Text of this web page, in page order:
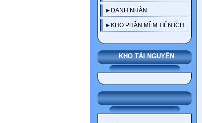
►DANH NHÂN
►KHO PHẦN MỀM TIỆN ÍCH
KHO TÀI NGUYÊN